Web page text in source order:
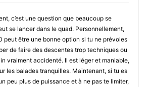
c’est une question que beaucoup se
se lancer dans le quad. Personnellement,
peut être une bonne option si tu ne prévoies
de faire des descentes trop techniques ou
vraiment accidenté. Il est léger et maniable,
les balades tranquilles. Maintenant, si tu es
peu plus de puissance et à ne pas te limiter,